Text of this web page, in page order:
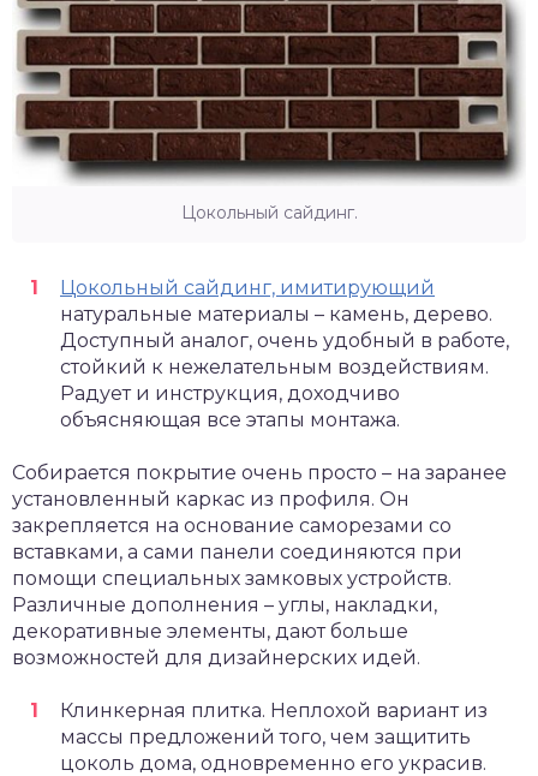
Цокольный сайдинг.
Цокольный сайдинг, имитирующий
натуральные материалы – камень, дерево.
Доступный аналог, очень удобный в работе,
стойкий к нежелательным воздействиям.
Радует и инструкция, доходчиво
объясняющая все этапы монтажа.
Собирается покрытие очень просто – на заранее
установленный каркас из профиля. Он
закрепляется на основание саморезами со
вставками, а сами панели соединяются при
помощи специальных замковых устройств.
Различные дополнения – углы, накладки,
декоративные элементы, дают больше
возможностей для дизайнерских идей.
Клинкерная плитка. Неплохой вариант из
массы предложений того, чем защитить
цоколь дома, одновременно его украсив.